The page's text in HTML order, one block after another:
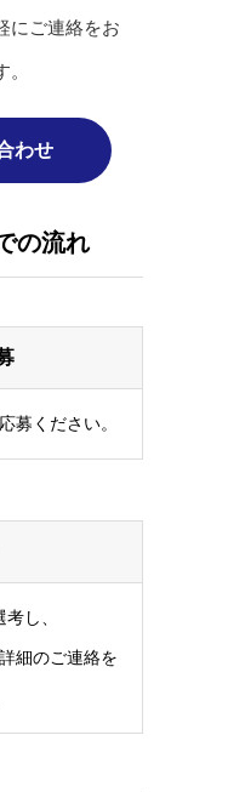
にご連絡をお
わせ
の流れ
募ください。
し、
細のご連絡を